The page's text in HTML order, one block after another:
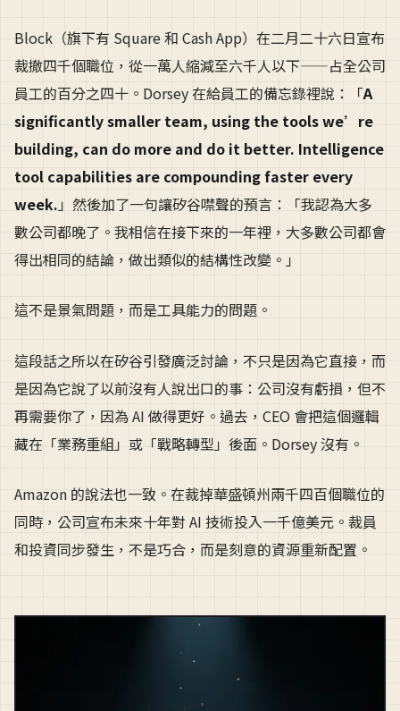
Block（旗下有 Square 和 Cash App）在二月二十六日宣布
裁撤四千個職位，從一萬人縮減至六千人以下——占全公司
員工的百分之四十。Dorsey 在給員工的備忘錄裡說：「A
significantly smaller team, using the tools we’re
building, can do more and do it better. Intelligence
tool capabilities are compounding faster every
week. 」然後加了一句讓矽谷噤聲的預言：「我認為大多
數公司都晚了。我相信在接下來的一年裡，大多數公司都會
得出相同的結論，做出類似的結構性改變。」
這不是景氣問題，而是工具能力的問題。
這段話之所以在矽谷引發廣泛討論，不只是因為它直接，而
是因為它說了以前沒有人說出口的事：公司沒有虧損，但不
再需要你了，因為 AI 做得更好。過去，CEO 會把這個邏輯
藏在「業務重組」或「戰略轉型」後面。Dorsey 沒有。
Amazon 的說法也一致。在裁掉華盛頓州兩千四百個職位的
同時，公司宣布未來十年對 AI 技術投入一千億美元。裁員
和投資同步發生，不是巧合，而是刻意的資源重新配置。